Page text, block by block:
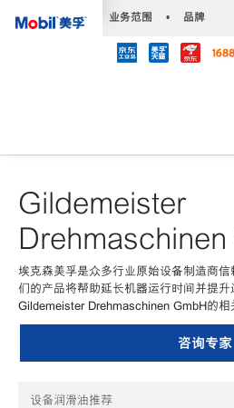
业务范围 • 品牌
Gildemeister
埃克森美孚是众多行业原始设备制造商
们的产品将帮助延长机器运行时间并提
Gildemeister Drehmaschinen GmbH的
咨询专家
设备润滑油推荐